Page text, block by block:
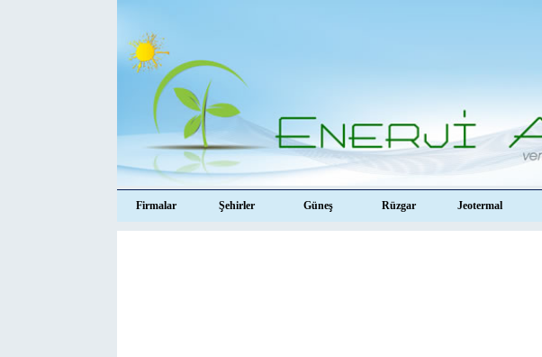
Firmalar Şehirler Güneş Rüzgar Jeotermal